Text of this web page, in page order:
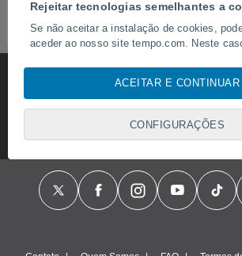
Rejeitar tecnologias semelhantes a
Se não aceitar a instalação de cookies,
aceder ao nosso site tempo.com. Neste
cookies para analisar o comportamento ou
visualizar publicidade geral não
a instalação de cookies e aceder ao nosso
Com o seu consentimento, nós e osnossos
utilizamos cookies, identificadores únicos
semelhantes para armazenar, aceder e
ACEITAR E CONTINUAR
CONFIGURAÇÕES
símbolos atmosféricos, ventos, índices
principais recomendações para sua